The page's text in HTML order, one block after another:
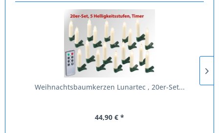
Weihnachtsbaumkerzen Lunartec , 20er-Set...
44,90 € *